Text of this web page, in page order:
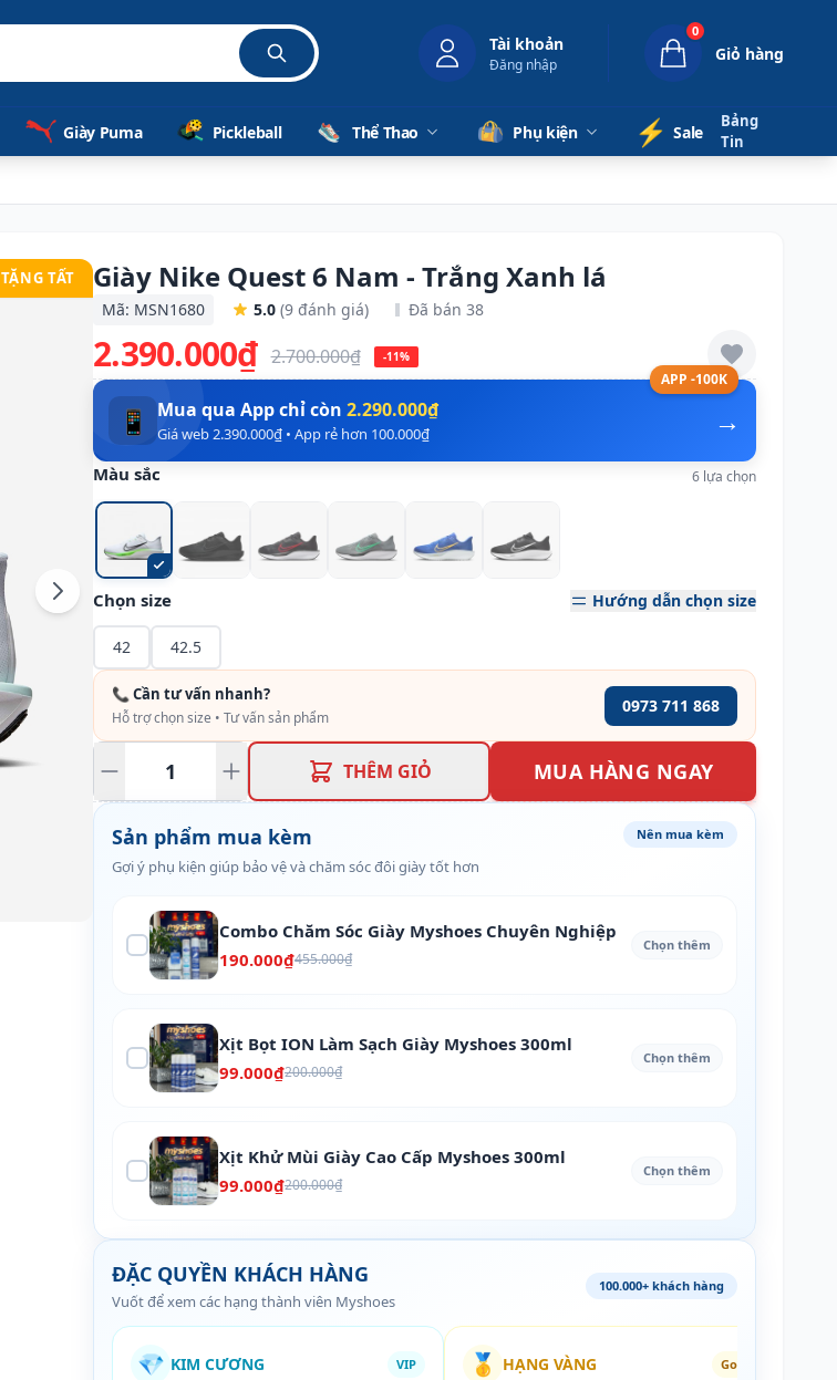
Tài khoản
Đăng nhập
0
Giỏ hàng
Giày Puma Pickleball Thể Thao Phụ kiện ⚡️ Sale
Bảng
Tin
TẶNG TẤT Giày Nike Quest 6 Nam - Trắng Xanh lá
Mã: MSN1680 5.0 (9 đánh giá) Đã bán 38
2.390.000₫ 2.700.000₫ -11%
APP -100K
→
📱 Mua qua App chỉ còn 2.290.000₫
Giá web 2.390.000₫ • App rẻ hơn 100.000₫
Màu sắc 6 lựa chọn
Chọn size Hướng dẫn chọn size
42 42.5
📞 Cần tư vấn nhanh?
Hỗ trợ chọn size • Tư vấn sản phẩm
0973 711 868
THÊM GIỎ MUA HÀNG NGAY
Sản phẩm mua kèm
Gợi ý phụ kiện giúp bảo vệ và chăm sóc đôi giày tốt hơn
Nên mua kèm
Combo Chăm Sóc Giày Myshoes Chuyên Nghiệp
190.000₫455.000₫
Chọn thêm
Xịt Bọt ION Làm Sạch Giày Myshoes 300ml
99.000₫200.000₫
Chọn thêm
Xịt Khử Mùi Giày Cao Cấp Myshoes 300ml
99.000₫200.000₫
Chọn thêm
ĐẶC QUYỀN KHÁCH HÀNG
Vuốt để xem các hạng thành viên Myshoes
100.000+ khách hàng
💎 KIM CƯƠNG VIP 🥇 HẠNG VÀNG Gold